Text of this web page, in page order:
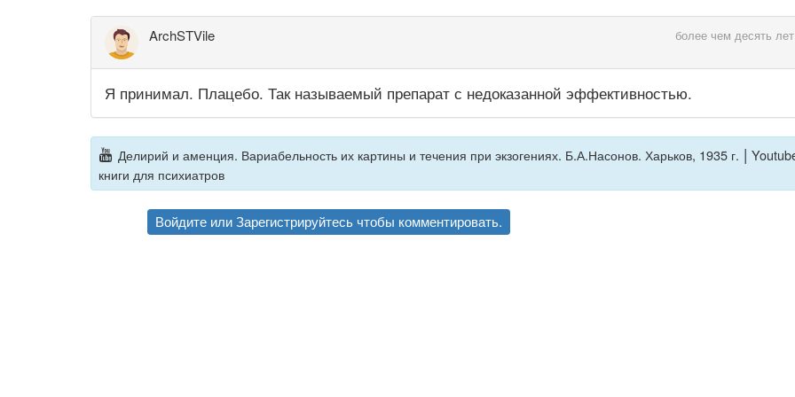
ArchSTVile более чем десять
Я принимал. Плацебо. Так называемый препарат с недоказанной эффективностью.
Делирий и аменция. Вариабельность их картины и течения при экзогениях. Б.А.Насонов. Харьков, 1935 г. |
книги для психиатров
Войдите илиЗарегистрируйтесь чтобы комментировать.